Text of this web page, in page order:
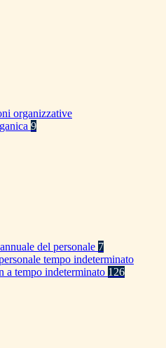
organizzative
9
del personale 7
tempo indeterminato
a tempo indeterminato 126